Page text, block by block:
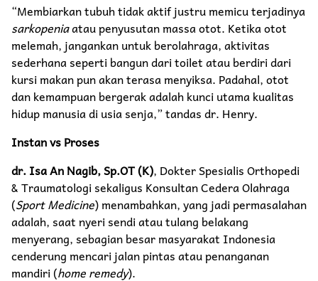
“Membiarkan tubuh tidak aktif justru memicu terjadinya
sarkopeniaatau penyusutan massa otot. Ketika otot
melemah, jangankan untuk berolahraga, aktivitas
sederhana seperti bangun dari toilet atau berdiri dari
kursi makan pun akan terasa menyiksa. Padahal, otot
dan kemampuan bergerak adalah kunci utama kualitas
hidup manusia di usia senja,” tandas dr. Henry.
Instan vs Proses
dr. Isa An Nagib, Sp.OT (K), Dokter Spesialis Orthopedi
& Traumatologi sekaligus Konsultan Cedera Olahraga
(Sport Medicine) menambahkan, yang jadi permasalahan
adalah, saat nyeri sendi atau tulang belakang
menyerang, sebagian besar masyarakat Indonesia
cenderung mencari jalan pintas atau penanganan
mandiri (home remedy).